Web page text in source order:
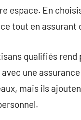
espace. En
tout en assurant
qualifiés
une
mais ils